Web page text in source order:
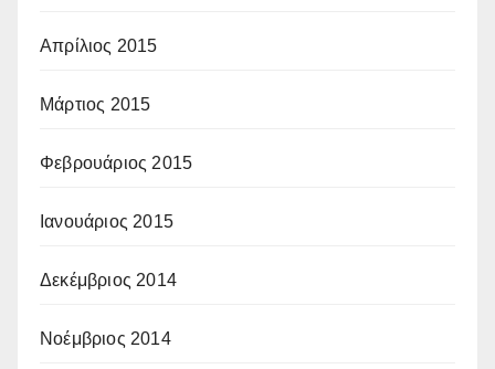
Απρίλιος 2015
Μάρτιος 2015
Φεβρουάριος 2015
Ιανουάριος 2015
Δεκέμβριος 2014
Νοέμβριος 2014